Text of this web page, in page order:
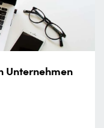
Unternehmen